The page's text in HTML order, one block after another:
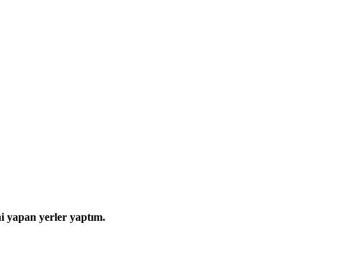
yapan yerler yaptım.